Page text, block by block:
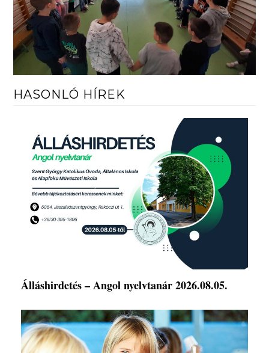
HASONLÓ HÍREK
Álláshirdetés – Angol nyelvtanár 2026.08.05.